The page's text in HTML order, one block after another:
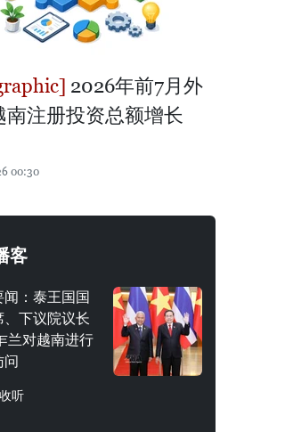
2026年前7月外
南注册投资总额增长
00:30
客
闻：泰王国国
、下议院议长
兰对越南进行
问
收听